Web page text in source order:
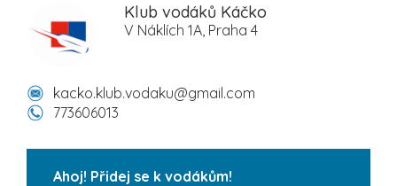
Klub vodáků Káčko
V Náklích 1A, Praha 4
kacko.klub.vodaku@gmail.com
773606013
Ahoj! Přidej se k vodákům!